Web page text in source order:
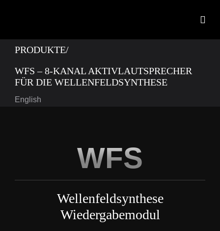
Produkte
PRODUKTE/
WFS – 8-KANAL AKTIVLAUTSPRECHER
FÜR DIE WELLENFELDSYNTHESE
English
WFS
Wellenfeldsynthese
Wiedergabemodul